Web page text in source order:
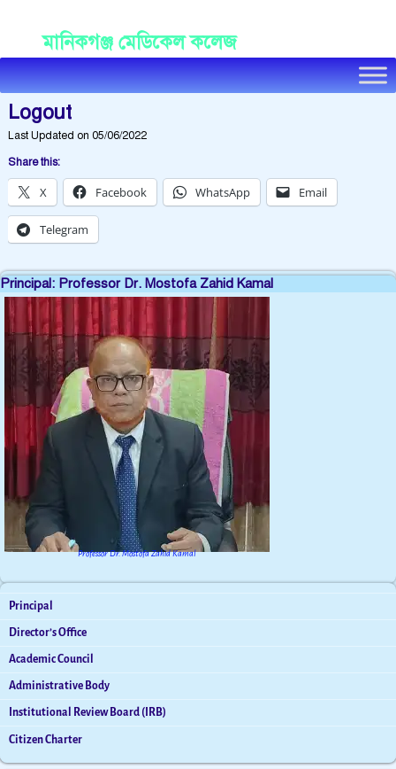
মানিকগঞ্জ মেডিকেল কলেজ
Logout
Last Updated on 05/06/2022
Share this:
X Facebook WhatsApp Email
Telegram
Principal: Professor Dr. Mostofa Zahid Kamal
Professor Dr. Mostofa Zahid Kamal
Principal
Director’s Office
Academic Council
Administrative Body
Institutional Review Board (IRB)
Citizen Charter